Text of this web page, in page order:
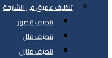
تنظيف عميق في الشارقة
تنظيف قصور
تنظيف فلل
تنظيف منازل